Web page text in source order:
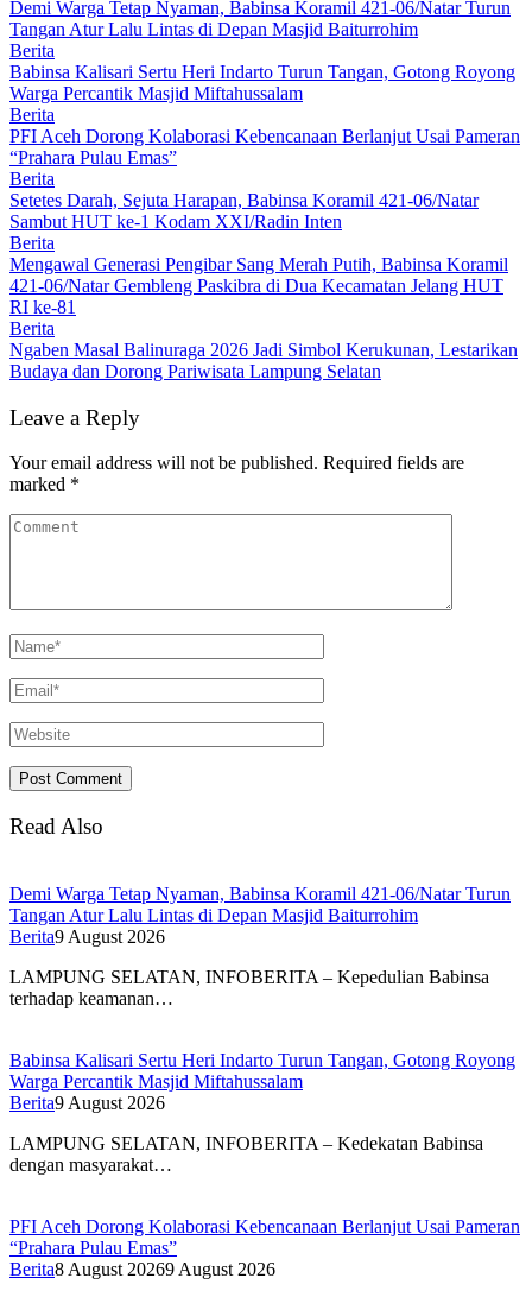
Demi Warga Tetap Nyaman, Babinsa Koramil 421-06/Natar Turun
Tangan Atur Lalu Lintas di Depan Masjid Baiturrohim
Berita
Babinsa Kalisari Sertu Heri Indarto Turun Tangan, Gotong Royong
Warga Percantik Masjid Miftahussalam
Berita
PFI Aceh Dorong Kolaborasi Kebencanaan Berlanjut Usai Pameran
“Prahara Pulau Emas”
Berita
Setetes Darah, Sejuta Harapan, Babinsa Koramil 421-06/Natar
Sambut HUT ke-1 Kodam XXI/Radin Inten
Berita
Mengawal Generasi Pengibar Sang Merah Putih, Babinsa Koramil
421-06/Natar Gembleng Paskibra di Dua Kecamatan Jelang HUT
RI ke-81
Berita
Ngaben Masal Balinuraga 2026 Jadi Simbol Kerukunan, Lestarikan
Budaya dan Dorong Pariwisata Lampung Selatan
Leave a Reply
Your email address will not be published. Required fields are
marked *
Read Also
Demi Warga Tetap Nyaman, Babinsa Koramil 421-06/Natar Turun
Tangan Atur Lalu Lintas di Depan Masjid Baiturrohim
Berita9 August 2026
LAMPUNG SELATAN, INFOBERITA – Kepedulian Babinsa
terhadap keamanan…
Babinsa Kalisari Sertu Heri Indarto Turun Tangan, Gotong Royong
Warga Percantik Masjid Miftahussalam
Berita9 August 2026
LAMPUNG SELATAN, INFOBERITA – Kedekatan Babinsa
dengan masyarakat…
PFI Aceh Dorong Kolaborasi Kebencanaan Berlanjut Usai Pameran
“Prahara Pulau Emas”
Berita8 August 20269 August 2026